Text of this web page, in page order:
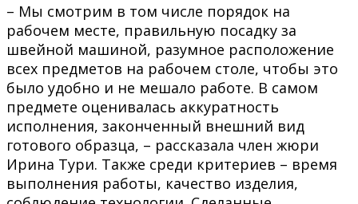
– Мы смотрим в том числе порядок на
рабочем месте, правильную посадку за
швейной машиной, разумное расположение
всех предметов на рабочем столе, чтобы это
было удобно и не мешало работе. В самом
предмете оценивалась аккуратность
исполнения, законченный внешний вид
готового образца, – рассказала член жюри
Ирина Тури. Также среди критериев – время
выполнения работы, качество изделия,